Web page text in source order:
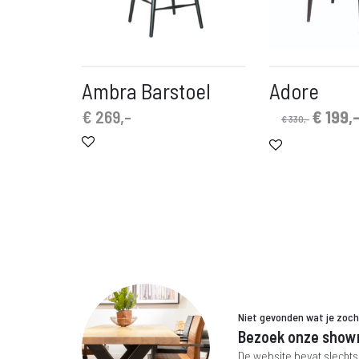
Ambra Barstoel
€ 269,-
Adore
€330,- €199,-
Niet gevonden wat je
Bezoek onze
De website bevat